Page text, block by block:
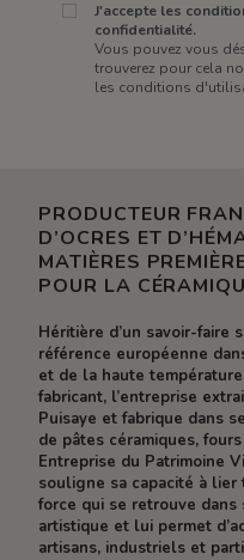
J'accepte les
confidentialité.
Vous pouvez vous
trouverez pour cela
les conditions
PRODUCTEUR
D’OCRES ET
MATIÈRES
POUR LA
Héritière d’un savoir-faire
référence européenne
et de la haute
fabricant, l’entreprise
Puisaye et fabrique dans
de pâtes céramiques,
Entreprise du Patrimoine
souligne sa capacité à
force qui se retrouve
artistique et lui permet
artisans, industriels et